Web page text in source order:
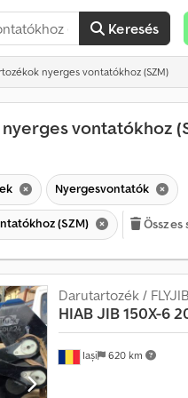
Keresés
nyerges vontatókhoz (SZM)
vontatókhoz
Nyergesvontatók
(SZM)
Iași 620 km
Darutartozék /
HIABJIB 150X-6
H
a
v
o
n
t
a
t
ö